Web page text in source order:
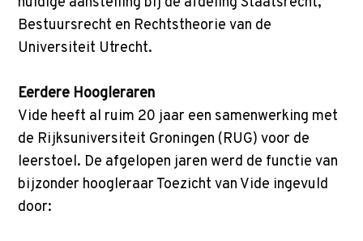
Bestuursrecht en Rechtstheorie van de
Universiteit Utrecht.
Eerdere Hoogleraren
Vide heeft al ruim 20 jaar een samenwerking met
de Rijksuniversiteit Groningen (RUG) voor de
leerstoel. De afgelopen jaren werd de functie van
bijzonder hoogleraar Toezicht van Vide ingevuld
door: